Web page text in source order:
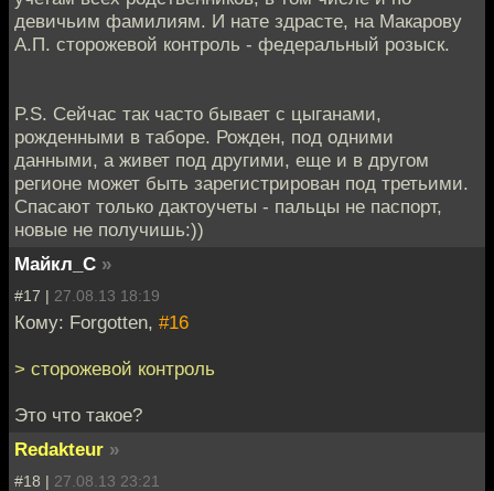
девичьим фамилиям. И нате здрасте, на Макарову
А.П. сторожевой контроль - федеральный розыск.
P.S. Сейчас так часто бывает с цыганами,
рожденными в таборе. Рожден, под одними
данными, а живет под другими, еще и в другом
регионе может быть зарегистрирован под третьими.
Спасают только дактоучеты - пальцы не паспорт,
новые не получишь:))
Майкл_С »
#17 | 27.08.13 18:19
Кому: Forgotten, #16
> сторожевой контроль
Это что такое?
Redakteur »
#18 | 27.08.13 23:21